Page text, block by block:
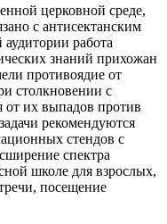
церковной среде,
с антисектанским
работа
знаний прихожан
противоядие от
столкновении с
от их выпадов против
рекомендуются
стендов с
спектра
школе для взрослых,
посещение